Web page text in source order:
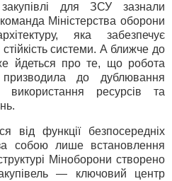
для ЗСУ зазнали
Міністерства оборони
яка забезпечує
стійкість системи. А ближче до
йдеться про те, що робота
призводила до дублювання
використання ресурсів та
від функції безпосередніх
собою лише встановлення
Міноборони створено
— ключовий центр